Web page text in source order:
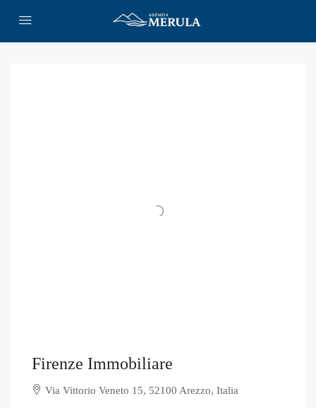
Firenze Immobiliare
Via Vittorio Veneto 15, 52100 Arezzo, Italia